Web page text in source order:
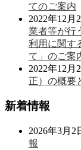
てのご案内
2022年12月
業者等が行
利用に関す
て」のご案
2022年12月
正）の概要
新着情報
2026年3月2
報